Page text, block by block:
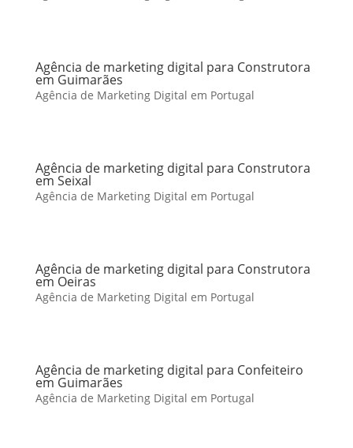
Agência de marketing digital para Construtora
em Guimarães
Agência de Marketing Digital em Portugal
Agência de marketing digital para Construtora
em Seixal
Agência de Marketing Digital em Portugal
Agência de marketing digital para Construtora
em Oeiras
Agência de Marketing Digital em Portugal
Agência de marketing digital para Confeiteiro
em Guimarães
Agência de Marketing Digital em Portugal